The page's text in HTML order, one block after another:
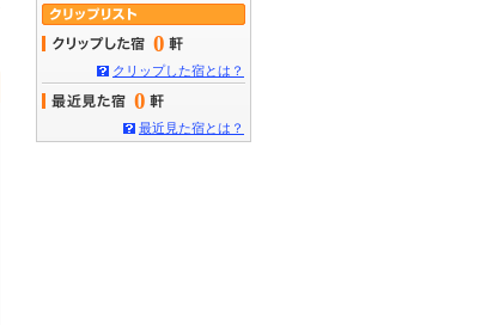
0
クリップした宿とは？
0
最近見た宿とは？